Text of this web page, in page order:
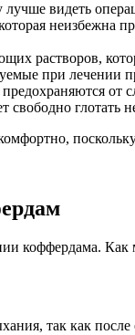
лучше видеть
неизбежна
растворов,
при лечении
глотать
коффердама.
так как